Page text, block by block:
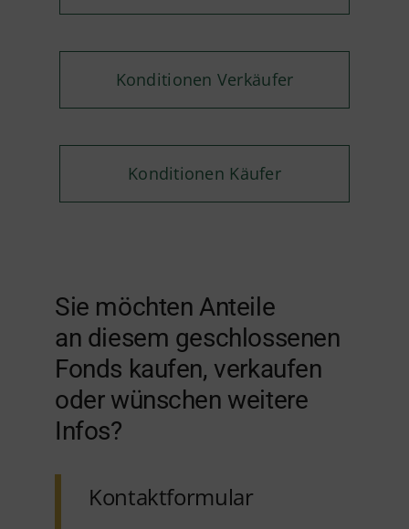
Konditionen Verkäufer
Konditionen Käufer
Sie möchten Anteile
an diesem geschlossenen
Fonds kaufen, verkaufen
oder wünschen weitere
Infos?
Kontaktformular